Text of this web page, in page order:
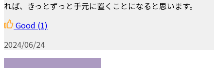
れば、きっとずっと手元に置くことになると思います。
Good (1)
2024/06/24